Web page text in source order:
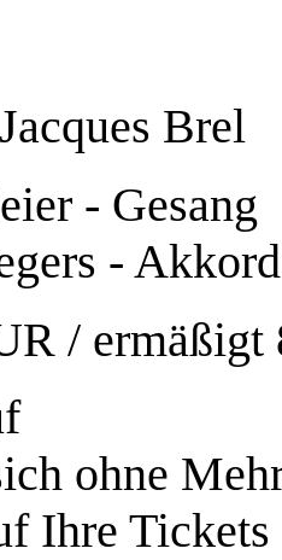
Brel
- Gesang
-
/ ermäßigt
ohne
Ihre Tickets